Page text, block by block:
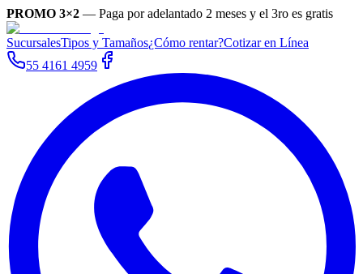
PROMO 3×2 — Paga por adelantado 2 meses y el 3ro es gratis
SucursalesTipos y Tamaños¿Cómo rentar?Cotizar en Línea
55 4161 4959